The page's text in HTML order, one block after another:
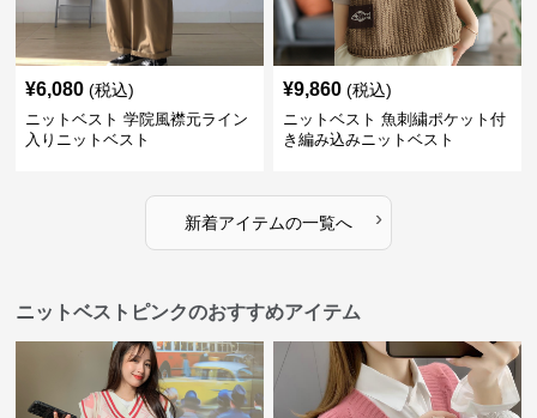
¥6,080 (税込)
ニットベスト 学院風襟元ライン
入りニットベスト
¥9,860 (税込)
ニットベスト 魚刺繍ポケット付
き編み込みニットベスト
新着アイテムの一覧へ ›
ニットベストピンクのおすすめアイテム